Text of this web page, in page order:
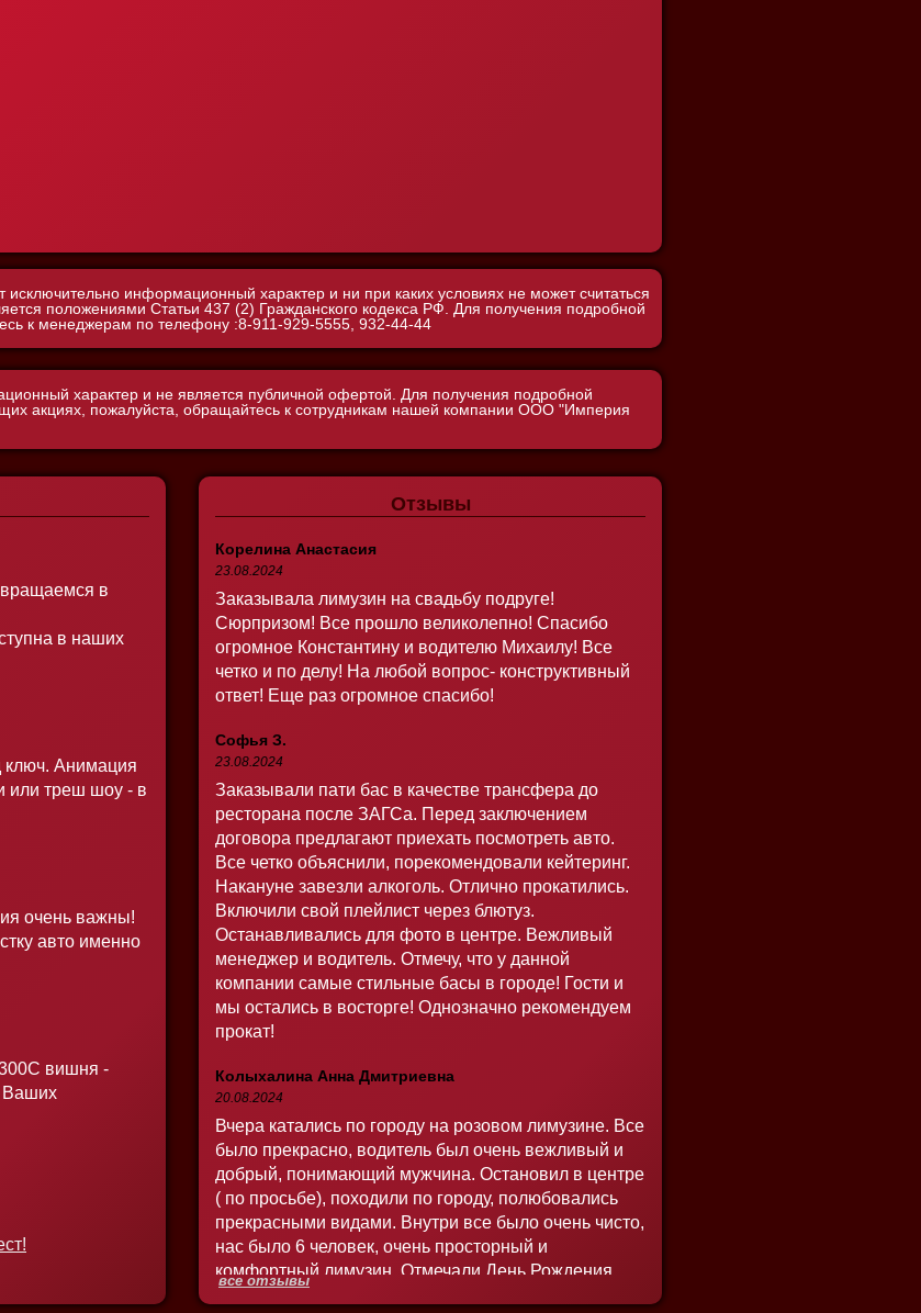
информационный характер и ни при каких условиях не может считаться
положениями Статьи 437 (2) Гражданского кодекса РФ. Для получения подробной
к менеджерам по телефону :8-911-929-5555, 932-44-44
характер и не является публичной офертой. Для получения подробной
акциях, пожалуйста, обращайтесь к сотрудникам нашей компании ООО "Империя
в
в наших
ключ. Анимация
или треш шоу - в
очень важны!
авто именно
вишня -
Ваших
Отзывы
Корелина Анастасия
23.08.2024
Заказывала лимузин на свадьбу подруге!
Сюрпризом! Все прошло великолепно! Спасибо
огромное Константину и водителю Михаилу! Все
четко и по делу! На любой вопрос- конструктивный
ответ! Еще раз огромное спасибо!
Софья З.
23.08.2024
Заказывали пати бас в качестве трансфера до
ресторана после ЗАГСа. Перед заключением
договора предлагают приехать посмотреть авто.
Все четко объяснили, порекомендовали кейтеринг.
Накануне завезли алкоголь. Отлично прокатились.
Включили свой плейлист через блютуз.
Останавливались для фото в центре. Вежливый
менеджер и водитель. Отмечу, что у данной
компании самые стильные басы в городе! Гости и
мы остались в восторге! Однозначно рекомендуем
прокат!
Колыхалина Анна Дмитриевна
20.08.2024
Вчера катались по городу на розовом лимузине. Все
было прекрасно, водитель был очень вежливый и
добрый, понимающий мужчина. Остановил в центре
( по просьбе), походили по городу, полюбовались
прекрасными видами. Внутри все было очень чисто,
нас было 6 человек, очень просторный и
комфортный лимузин. Отмечали День Рождения,
все отзывы